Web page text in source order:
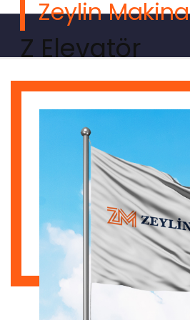
Zeylin Makina
Z Elevatör